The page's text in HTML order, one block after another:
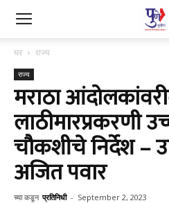
घर राज्य
राज्य
मराठा
लाठीमारप्रकरणी
चौकशीचे निर्देश –
अजित पवार
च्या कडून प्रतिनिधी - September 2, 2023